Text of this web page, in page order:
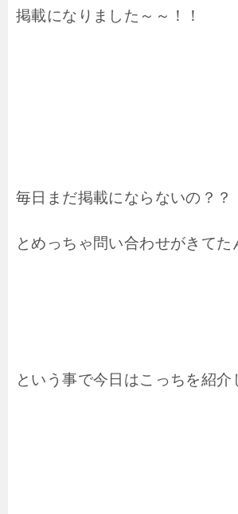
掲載になりました～～！！
毎日まだ掲載にならないの？？
とめっちゃ問い合わせがきてた
という事で今日はこっちを紹介